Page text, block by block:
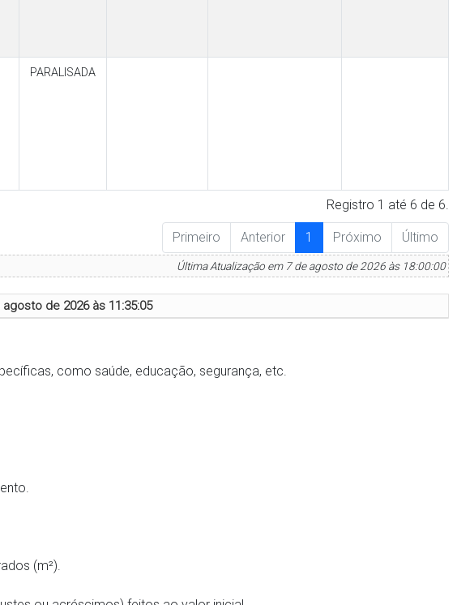
PARALISADA
Registro 1 até 6 de 6.
Primeiro
Anterior 1 Próximo Último
Última Atualização em 7 de agosto de 2026 às 18:00:00
agosto de 2026 às 11:35:05
como saúde, educação, segurança, etc.
(m²).